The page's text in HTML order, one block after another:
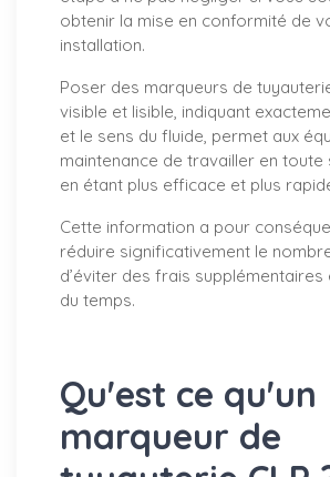
obtenir la mise en conformité de
installation.
Poser des marqueurs de
visible et lisible, indiquant
et le sens du fluide, permet aux
maintenance de travailler en toute
en étant plus efficace et plus
Cette information a pour
réduire significativement le
d’éviter des frais
du temps.
Qu'est ce qu'un
marqueur de